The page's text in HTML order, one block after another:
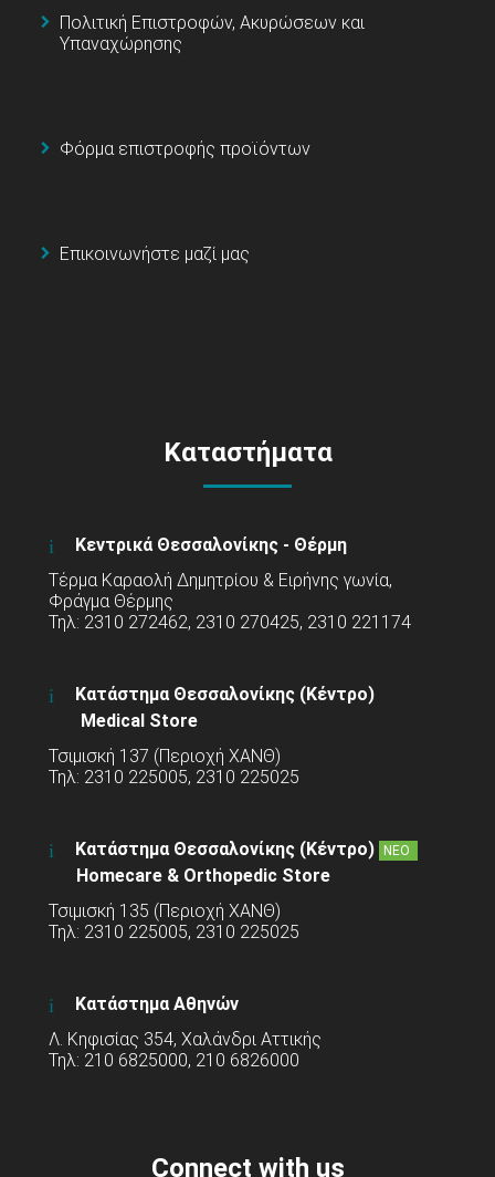
Πολιτική Επιστροφών, Ακυρώσεων και
Υπαναχώρησης
Φόρμα επιστροφής προϊόντων
Επικοινωνήστε μαζί μας
Καταστήματα
Κεντρικά Θεσσαλονίκης - Θέρμη
Τέρμα Καραολή Δημητρίου & Ειρήνης γωνία,
Φράγμα Θέρμης
Τηλ: 2310 272462, 2310 270425, 2310 221174
Κατάστημα Θεσσαλονίκης (Κέντρο)
Medical Store
Τσιμισκή 137 (Περιοχή ΧΑΝΘ)
Τηλ: 2310 225005, 2310 225025
Κατάστημα Θεσσαλονίκης (Κέντρο) ΝΕΟ
Homecare & Orthopedic Store
Τσιμισκή 135 (Περιοχή ΧΑΝΘ)
Τηλ: 2310 225005, 2310 225025
Κατάστημα Αθηνών
Λ. Κηφισίας 354, Χαλάνδρι Αττικής
Τηλ: 210 6825000, 210 6826000
Connect with us